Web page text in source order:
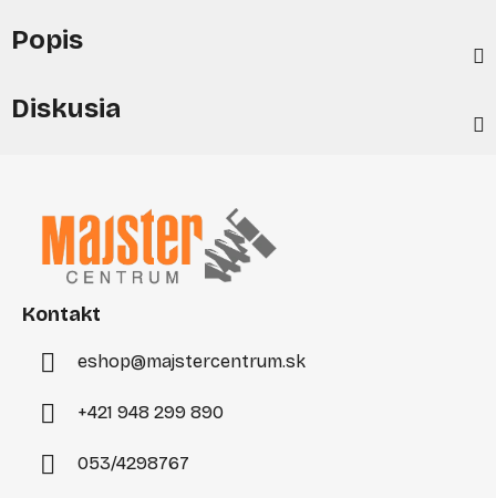
Popis
Diskusia
Kontakt
eshop@majstercentrum.sk
+421 948 299 890
053/4298767